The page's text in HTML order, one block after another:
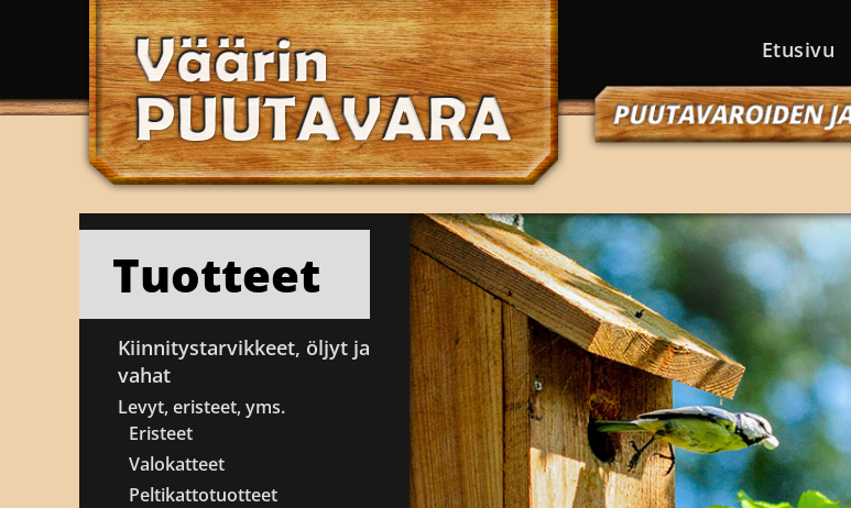
Etusivu
Tuotteet
Kiinnitystarvikkeet, öljyt ja
vahat
Levyt, eristeet, yms.
Eristeet
Valokatteet
Peltikattotuotteet